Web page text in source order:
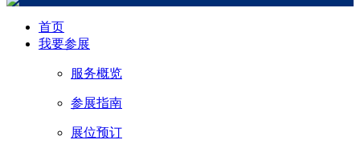
首页
我要参展
服务概览
参展指南
展位预订